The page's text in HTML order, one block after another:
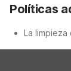
Políticas
La